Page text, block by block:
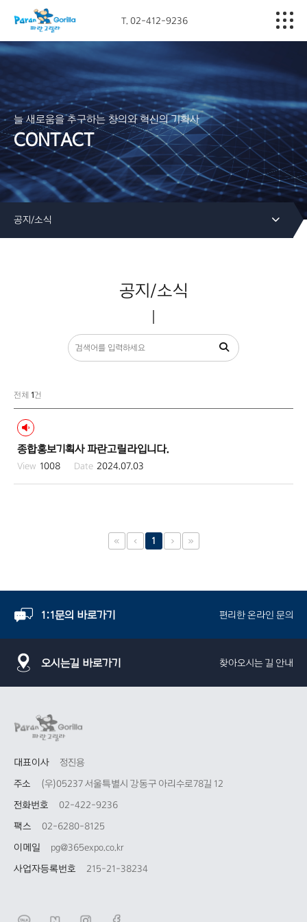
T. 02-412-9236
Business
Portfolio
Media
Contact
늘 새로움을 추구하는 창의와 혁신의 기획사
CONTACT
공지/소식
공지/소식
전체 1건
종합홍보기획사 파란고릴라입니다.
1008 2024.07.03
1
1:1문의 바로가기 편리한 온라인 문의
오시는길 바로가기 찾아오시는 길 안내
대표이사 정진용
주소 (우)05237 서울특별시 강동구 아리수로78길 12
전화번호 02-422-9236
팩스 02-6280-8125
이메일 pg@365expo.co.kr
사업자등록번호 215-21-38234